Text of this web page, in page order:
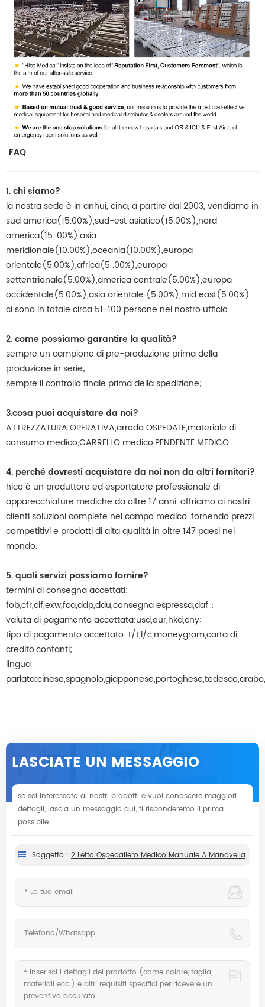
FAQ
1. chi siamo?
la nostra sede è in anhui, cina, a partire dal 2003, vendiamo in
sud america(15.00%),sud-est asiatico(15.00%),nord
america(15 .00%),asia
meridionale(10.00%),oceania(10.00%),europa
orientale(5.00%),africa(5 .00%),europa
settentrionale(5.00%),america centrale(5.00%),europa
occidentale(5.00%),asia orientale (5.00%),mid east(5.00%).
ci sono in totale circa 51-100 persone nel nostro ufficio.
2. come possiamo garantire la qualità?
sempre un campione di pre-produzione prima della
produzione in serie;
sempre il controllo finale prima della spedizione;
3.cosa puoi acquistare da noi?
ATTREZZATURA OPERATIVA,arredo OSPEDALE,materiale di
consumo medico,CARRELLO medico,PENDENTE MEDICO
4. perché dovresti acquistare da noi non da altri fornitori?
hico è un produttore ed esportatore professionale di
apparecchiature mediche da oltre 17 anni. offriamo ai nostri
clienti soluzioni complete nel campo medico, fornendo prezzi
competitivi e prodotti di alta qualità in oltre 147 paesi nel
mondo.
5. quali servizi possiamo fornire?
termini di consegna accettati:
fob,cfr,cif,exw,fca,ddp,ddu,consegna espressa,daf；
valuta di pagamento accettata:usd,eur,hkd,cny;
tipo di pagamento accettato: t/t,l/c,moneygram,carta di
credito,contanti;
lingua
LASCIATE UN MESSAGGIO
se sei interessato ai nostri prodotti e vuoi conoscere maggiori
dettagli, lascia un messaggio qui, ti risponderemo il prima
possibile
Soggetto : 2 Letto Ospedaliero Medico Manuale A Manovella